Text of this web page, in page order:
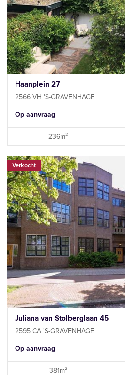
Haanplein 27
2566 VH 'S-GRAVENHAGE
Op aanvraag
236m²
Verkocht
Juliana van Stolberglaan 45
2595 CA 'S-GRAVENHAGE
Op aanvraag
381m²